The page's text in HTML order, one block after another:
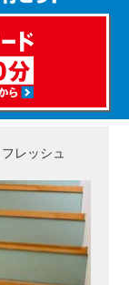
レッシュ